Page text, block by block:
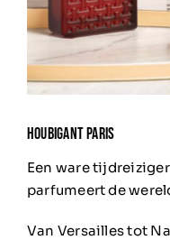
HOUBIGANT PARIS
Een ware
parfumeert de
Van Versailles tot